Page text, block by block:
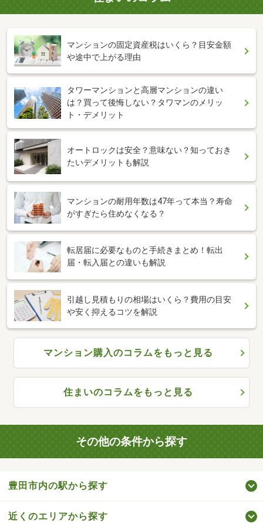
マンションの固定資産税はいくら？目安金額
や途中で上がる理由
タワーマンションと高層マンションの違い
は？買って後悔しない？タワマンのメリッ
ト・デメリット
オートロックは安全？意味ない？知っておき
たいデメリットも解説
マンションの耐用年数は47年って本当？寿命
がすぎたら住めなくなる？
転居届に必要なものと手続きまとめ！転出
届・転入届との違いも解説
引越し見積もりの相場はいくら？費用の目安
や安く抑えるコツを解説
マンション購入のコラムをもっと見る
住まいのコラムをもっと見る
その他の条件から探す
豊田市内の駅から探す
近くのエリアから探す